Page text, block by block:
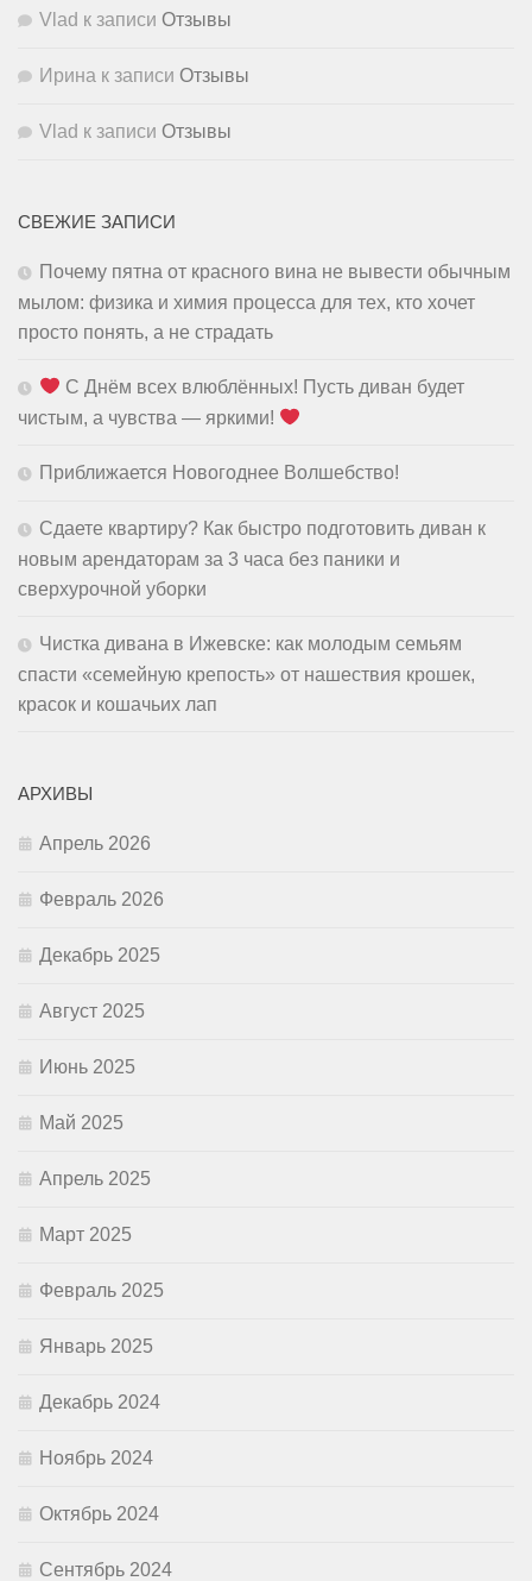
Vlad к записи Отзывы
Ирина к записи Отзывы
Vlad к записи Отзывы
СВЕЖИЕ ЗАПИСИ
Почему пятна от красного вина не вывести обычным
мылом: физика и химия процесса для тех, кто хочет
просто понять, а не страдать
С Днём всех влюблённых! Пусть диван будет
чистым, а чувства — яркими!
Приближается Новогоднее Волшебство!
Сдаете квартиру? Как быстро подготовить диван к
новым арендаторам за 3 часа без паники и
сверхурочной уборки
Чистка дивана в Ижевске: как молодым семьям
спасти «семейную крепость» от нашествия крошек,
красок и кошачьих лап
АРХИВЫ
Апрель 2026
Февраль 2026
Декабрь 2025
Август 2025
Июнь 2025
Май 2025
Апрель 2025
Март 2025
Февраль 2025
Январь 2025
Декабрь 2024
Ноябрь 2024
Октябрь 2024
Сентябрь 2024